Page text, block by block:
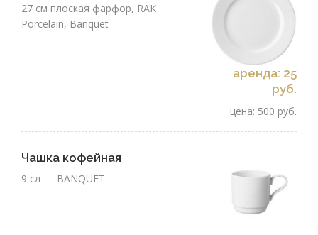
27 см плоская фарфор, RAK
Porcelain, Banquet
аренда: 25
руб.
цена: 500 руб.
Чашка кофейная
9 сл — BANQUET